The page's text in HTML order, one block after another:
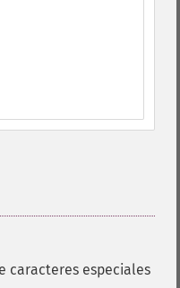
caracteres especiales